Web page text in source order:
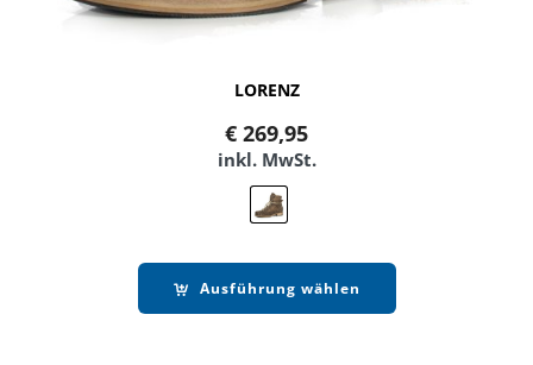
LORENZ
€ 269,95
inkl. MwSt.
Ausführung wählen